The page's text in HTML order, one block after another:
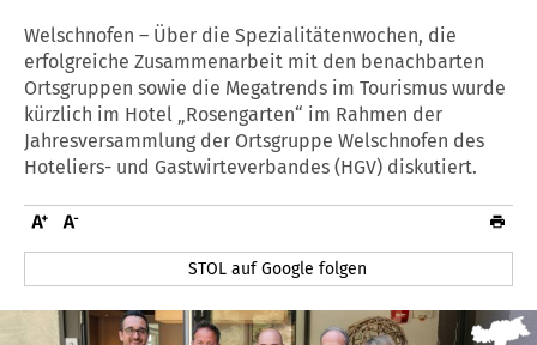
Welschnofen – Über die Spezialitätenwochen, die
erfolgreiche Zusammenarbeit mit den benachbarten
Ortsgruppen sowie die Megatrends im Tourismus wurde
kürzlich im Hotel „Rosengarten“ im Rahmen der
Jahresversammlung der Ortsgruppe Welschnofen des
Hoteliers- und Gastwirteverbandes (HGV) diskutiert.
STOL auf Google folgen